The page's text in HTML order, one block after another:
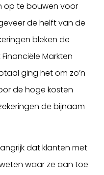
op te bouwen voor
de helft van de
bleken de
Markten
ging het om zo’n
de hoge kosten
de bijnaam
dat klanten met
waar ze aan toe